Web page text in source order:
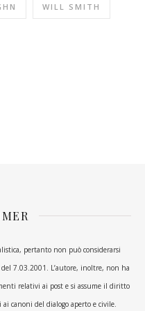
WILL SMITH
pertanto non può considerarsi
7.03.2001. L’autore, inoltre, non ha
relativi ai post e si assume il diritto
canoni del dialogo aperto e civile.